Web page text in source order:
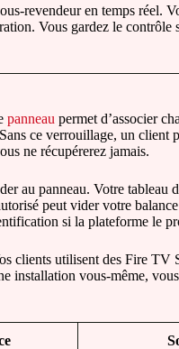
revendeur en temps réel.
Vous gardez le contrôle
panneau permet d’associer
ce verrouillage, un client
ne récupérerez jamais.
au panneau. Votre tableau
peut vider votre
si la plateforme le
clients utilisent des Fire TV
installation vous-même,